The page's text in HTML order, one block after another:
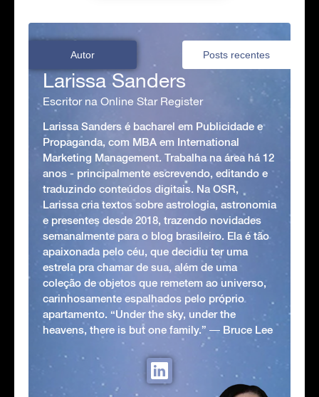
Autor Posts recentes
Larissa Sanders
Escritor na Online Star Register
Larissa Sanders é bacharel em Publicidade e
Propaganda, com MBA em International
Marketing Management. Trabalha na área há 12
anos - principalmente escrevendo, editando e
traduzindo conteúdos digitais. Na OSR,
Larissa cria textos sobre astrologia, astronomia
e presentes desde 2018, trazendo novidades
semanalmente para o blog brasileiro. Ela é tão
apaixonada pelo céu, que decidiu ter uma
estrela pra chamar de sua, além de uma
coleção de objetos que remetem ao universo,
carinhosamente espalhados pelo próprio
apartamento. “Under the sky, under the
heavens, there is but one family.” ― Bruce Lee